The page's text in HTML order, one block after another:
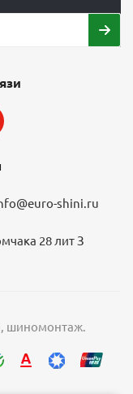
shini.ru
28 лит З
шиномонтаж.